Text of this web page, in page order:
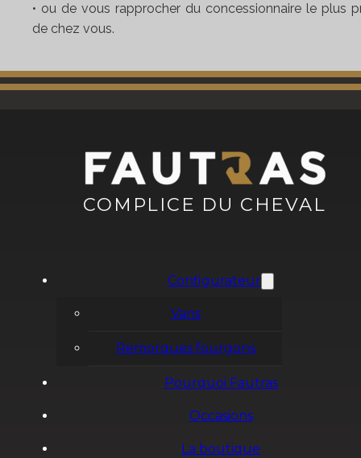
• ou de vous rapprocher du concessionnaire le plus
de chez vous.
COMPLICE DU CHEVAL
Configurateur
Vans
Remorques fourgons
Pourquoi Fautras
Occasions
La boutique